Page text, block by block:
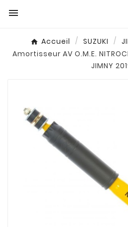

Accueil SUZUKI
Amortisseur AV O.M.E.
JIMNY